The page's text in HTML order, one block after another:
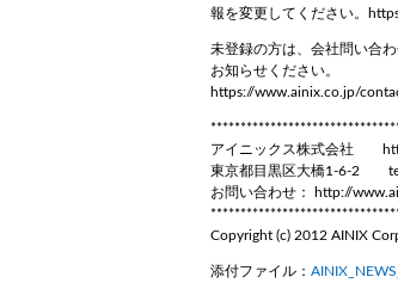
報を変更してください。
未登録の方は、会社問い合
お知らせください。
https://www.ainix.co.jp/
アイニックス株式会社
東京都目黒区大橋1-6-2
お問い合わせ： http://
Copyright (c) 2012 AINIX
添付ファイル：